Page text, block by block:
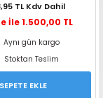
TL Kdv Dahil
İle 1.500,00 TL
Aynı gün kargo
Stoktan Teslim
SEPETE EKLE